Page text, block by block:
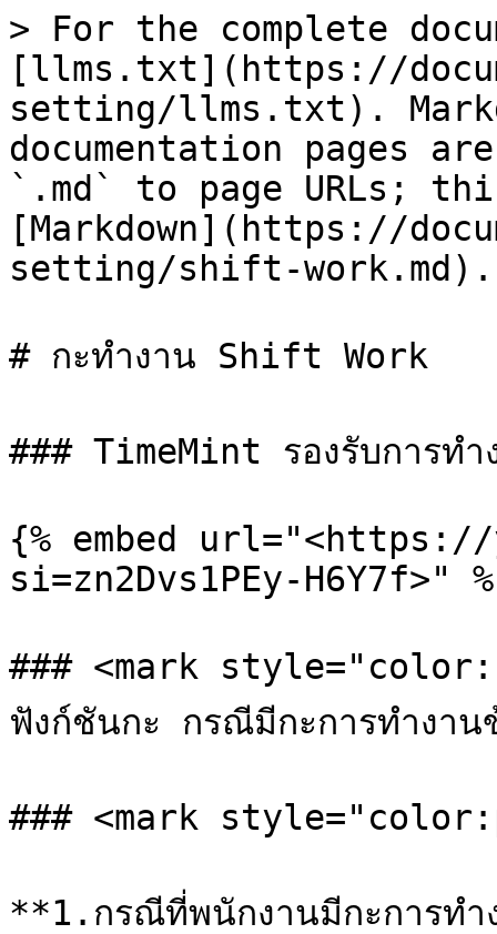
> For the complete
[llms.txt](https://
setting/llms.txt).
documentation pages
`.md` to page URLs;
[Markdown](https://
setting/shift-work.md).
# กะทำงาน Shift Work
### TimeMint รองรับการทำ
{% embed url="<https://
si=zn2Dvs1PEy-H6Y7f>"
### <mark
ฟังก์ชันกะ กรณีมีกะการทำงา
### <mark
**1.กรณีที่พนักงานมีกะการท